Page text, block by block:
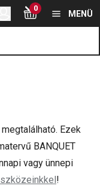
0
MENÜ
Ezek
BANQUET
vagy ünnepi
!